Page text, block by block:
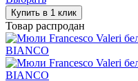
Купить в 1 клик
Товар распродан